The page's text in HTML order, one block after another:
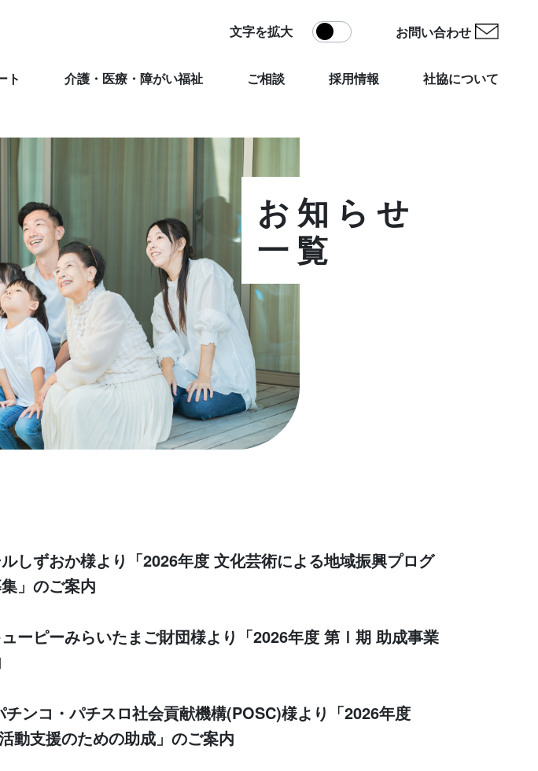
文字を拡大 お問い合わせ
ト 介護・医療・障がい福祉 ご相談 採用情報 社協について
お知らせ
一覧
しずおか様より「2026年度 文化芸術による地域振興プログ
」のご案内
ーピーみらいたまご財団様より「2026年度 第Ⅰ期 助成事業
ンコ・パチスロ社会貢献機構(POSC)様より「2026年度
動支援のための助成」のご案内